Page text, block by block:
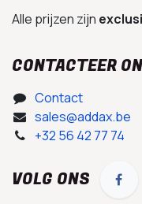
Alle prijzen zijn
CONTACTEER
Contact
sales@addax.be
+32 56 42 77 74
VOLG ONS